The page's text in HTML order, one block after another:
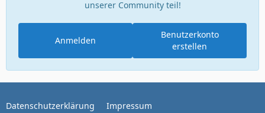
unserer Community teil!
Benutzerkonto
erstellen
Anmelden
Datenschutzerklärung Impressum